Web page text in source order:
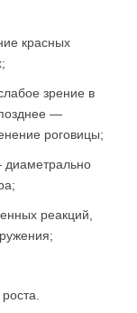
красных
зрение в
—
роговицы;
диаметрально
реакций,